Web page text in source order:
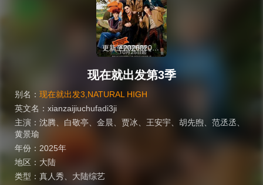
更新至20260201期
现在就出发第3季
别名： 现在就出发3,NATURAL HIGH
英文名： xianzaijiuchufadi3ji
主演： 沈腾 白敬亭 金晨 贾冰 王安宇 胡先煦 范丞丞
黄景瑜
年份： 2025年
地区： 大陆
类型： 真人秀
大陆综艺